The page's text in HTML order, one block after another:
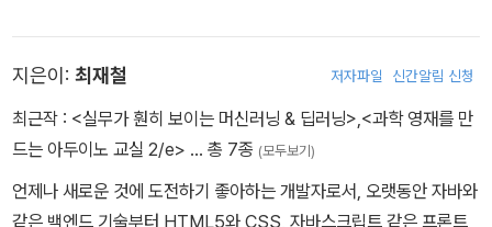
발을 해왔고 LBS, 그린(Green) IT, 빅데이터, IoT, AI 등 다양한 신
기술 영역에서 엔지니어로 또는 기획 및 관리자로 역할을 수행해왔
다. 늘 새로운 아이디어를 기술로 풀어내기 위해 고민하고, 부족한 능
솔루션 개발, 사업 발굴 및 확산을 위해 노력 중이다. 저서로는 『과학
지은이: 최재철 저자파일 신간알림 신청
최근작 : <실무가 훤히 보이는 머신러닝 & 딥러닝> <과학 영재를 만
드는 아두이노 교실 2/e> … 총 7종 (모두보기)
언제나 새로운 것에 도전하기 좋아하는 개발자로서, 오랫동안 자바와
같은 백엔드 기술부터 HTML5와 CSS, 자바스크립트 같은 프론트